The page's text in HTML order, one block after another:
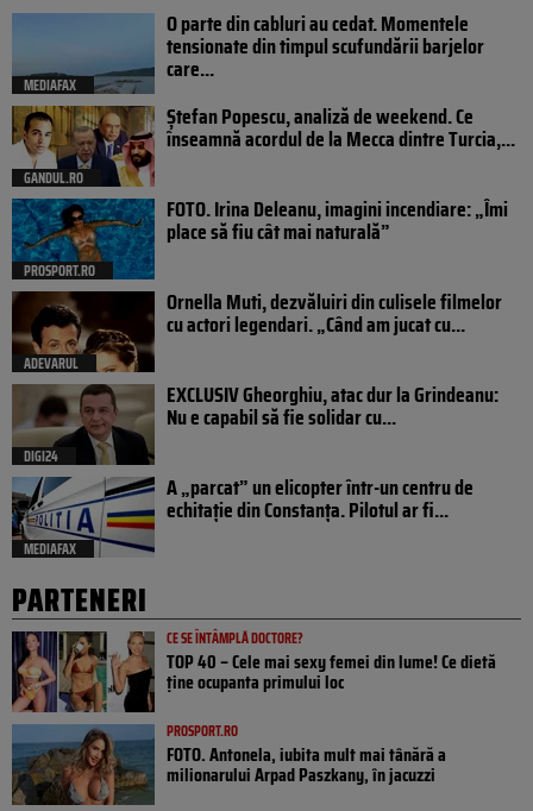
MEDIAFAX
O parte din cabluri au cedat. Momentele
tensionate din timpul scufundării barjelor
care...
GANDUL.RO
Ștefan Popescu, analiză de weekend. Ce
înseamnă acordul de la Mecca dintre Turcia,...
PROSPORT.RO
FOTO. Irina Deleanu, imagini incendiare: „Îmi
place să fiu cât mai naturală”
ADEVARUL
Ornella Muti, dezvăluiri din culisele filmelor
cu actori legendari. „Când am jucat cu...
DIGI24
EXCLUSIV Gheorghiu, atac dur la Grindeanu:
Nu e capabil să fie solidar cu...
MEDIAFAX
A „parcat” un elicopter într-un centru de
echitație din Constanța. Pilotul ar fi...
PARTENERI
CE SE ÎNTÂMPLĂ DOCTORE?
TOP 40 – Cele mai sexy femei din lume! Ce dietă
ține ocupanta primului loc
PROSPORT.RO
FOTO. Antonela, iubita mult mai tânără a
milionarului Arpad Paszkany, în jacuzzi